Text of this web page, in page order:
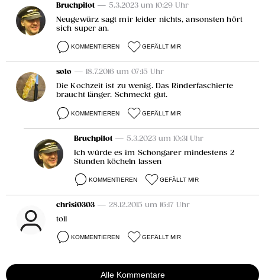
Bruchpilot — 5.3.2023 um 10:29 Uhr
Neugewürz sagt mir leider nichts, ansonsten hört
sich super an.
KOMMENTIEREN GEFÄLLT MIR
solo — 18.7.2016 um 07:15 Uhr
Die Kochzeit ist zu wenig. Das Rinderfaschierte
braucht länger. Schmeckt gut.
KOMMENTIEREN GEFÄLLT MIR
Bruchpilot — 5.3.2023 um 10:31 Uhr
Ich würde es im Schongarer mindestens 2
Stunden köcheln lassen
KOMMENTIEREN GEFÄLLT MIR
chrisi0303 — 28.12.2015 um 16:17 Uhr
toll
KOMMENTIEREN GEFÄLLT MIR
Alle Kommentare